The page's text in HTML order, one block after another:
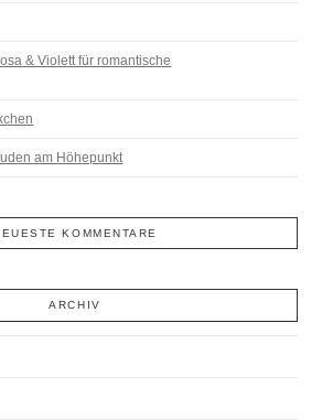
& Violett für romantische
am Höhepunkt
KOMMENTARE
ARCHIV